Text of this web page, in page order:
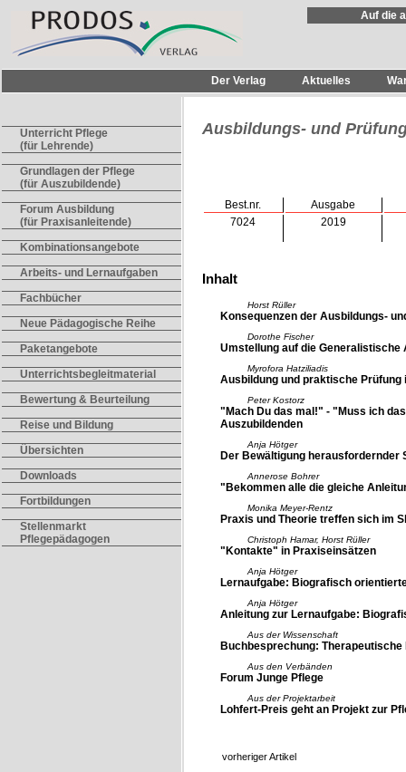
Auf die
Der Verlag Aktuelles
Unterricht Pflege
(für Lehrende)
Grundlagen der Pflege
(für Auszubildende)
Forum Ausbildung
(für Praxisanleitende)
Kombinationsangebote
Arbeits- und Lernaufgaben
Fachbücher
Neue Pädagogische Reihe
Paketangebote
Unterrichtsbegleitmaterial
Bewertung & Beurteilung
Reise und Bildung
Übersichten
Downloads
Fortbildungen
Stellenmarkt
Pflegepädagogen
Ausbildungs- und
Best.nr.
Ausgabe
7024
2019
Inhalt
Horst Rüller
Konsequenzen der Ausbildungs-
Dorothe Fischer
Umstellung auf die Generalistische
Myrofora Hatziliadis
Ausbildung und praktische
Peter Kostorz
"Mach Du das mal!" - "Muss ich
Auszubildenden
Anja Hötger
Der Bewältigung herausfordernder
Annerose Bohrer
"Bekommen alle die gleiche
Monika Meyer-Rentz
Praxis und Theorie treffen sich im
Christoph Hamar, Horst Rüller
"Kontakte" in Praxiseinsätzen
Anja Hötger
Lernaufgabe: Biografisch
Anja Hötger
Anleitung zur Lernaufgabe:
Aus der Wissenschaft
Buchbesprechung:
Aus den Verbänden
Forum Junge Pflege
Aus der Projektarbeit
Lohfert-Preis geht an Projekt zur
vorheriger Artikel